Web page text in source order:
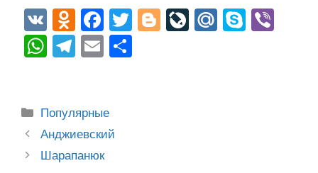
V
K
O
d
n
kl
a
ss
F
a
c
b
o
o
T
Bl Li
M S
W
s
A
p
T
gr
a
m
E
Рубрики
Популярные
Post
navigation
Анджиевский
Шарапанюк